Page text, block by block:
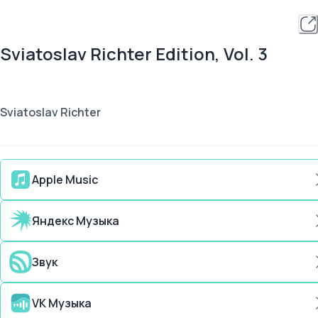
Sviatoslav Richter Edition, Vol. 3
Sviatoslav Richter
Apple Music
Яндекс Музыка
Звук
VK Музыка